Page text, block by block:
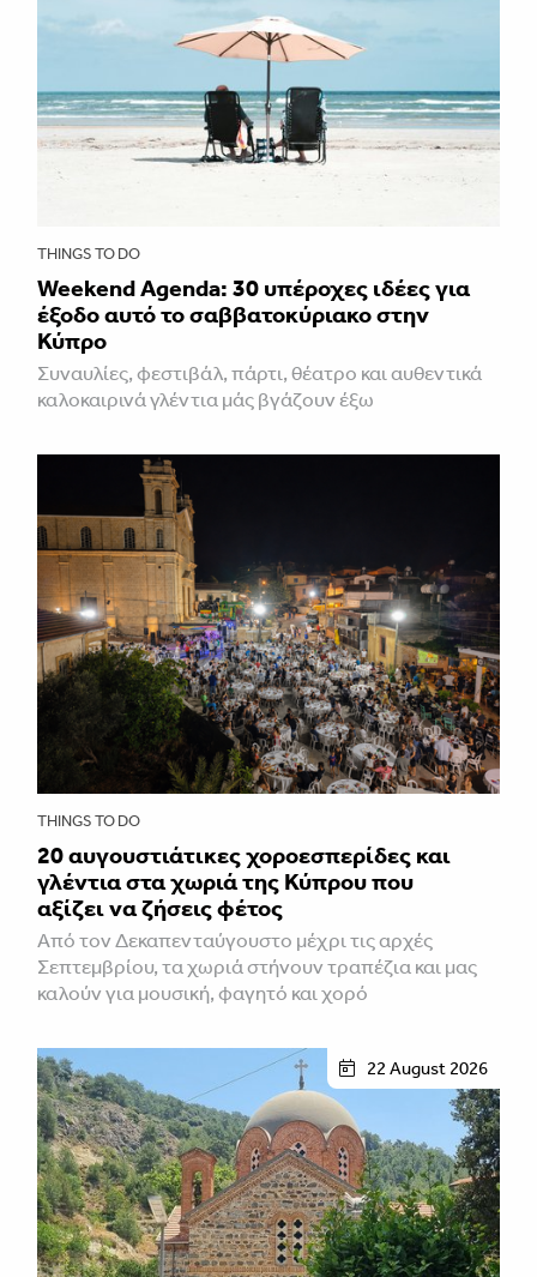
THINGS TO DO
Weekend Agenda: 30 υπέροχες ιδέες για
έξοδο αυτό το σαββατοκύριακο στην
Κύπρο
Συναυλίες, φεστιβάλ, πάρτι, θέατρο και αυθεντικά
καλοκαιρινά γλέντια μάς βγάζουν έξω
THINGS TO DO
20 αυγουστιάτικες χοροεσπερίδες και
γλέντια στα χωριά της Κύπρου που
αξίζει να ζήσεις φέτος
Από τον Δεκαπενταύγουστο μέχρι τις αρχές
Σεπτεμβρίου, τα χωριά στήνουν τραπέζια και μας
καλούν για μουσική, φαγητό και χορό
22 August 2026